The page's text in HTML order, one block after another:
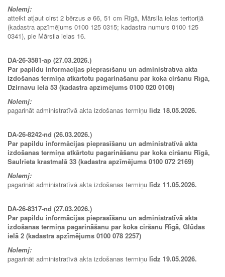
Nolemj:
atteikt atļaut cirst 2 bērzus ø 66, 51 cm Rīgā, Mārsila ielas teritorijā
(kadastra apzīmējums 0100 125 0315; kadastra numurs 0100 125
0341), pie Mārsila ielas 16.
DA-26-3581-ap (27.03.2026.)
Par papildu informācijas pieprasīšanu un administratīvā akta
izdošanas termiņa atkārtotu pagarināšanu par koka ciršanu Rīgā,
Dzirnavu ielā 53 (kadastra apzīmējums 0100 020 0108)
Nolemj:
pagarināt administratīvā akta izdošanas termiņu līdz 18.05.2026.
DA-26-8242-nd (26.03.2026.)
Par papildu informācijas pieprasīšanu un administratīvā akta
izdošanas termiņa atkārtotu pagarināšanu par koka ciršanu Rīgā,
Saulrieta krastmalā 33 (kadastra apzīmējums 0100 072 2169)
Nolemj:
pagarināt administratīvā akta izdošanas termiņu līdz 11.05.2026.
DA-26-8317-nd (27.03.2026.)
Par papildu informācijas pieprasīšanu un administratīvā akta
izdošanas termiņa pagarināšanu par koka ciršanu Rīgā, Glūdas
ielā 2 (kadastra apzīmējums 0100 078 2257)
Nolemj:
pagarināt administratīvā akta izdošanas termiņu līdz 19.05.2026.